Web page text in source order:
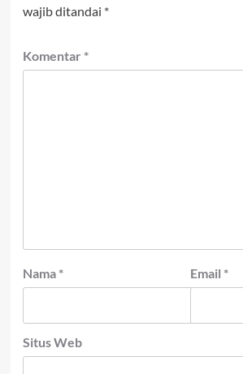
wajib ditandai *
Komentar *
Nama * Email *
Situs Web